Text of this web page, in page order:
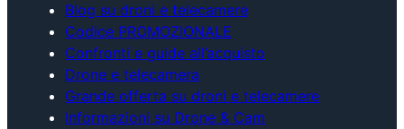
Blog su droni e telecamere
Codice PROMOZIONALE
Confronti e guide all’acquisto
Drone e telecamera
Grande offerta su droni e telecamere
Informazioni su Drone & Cam